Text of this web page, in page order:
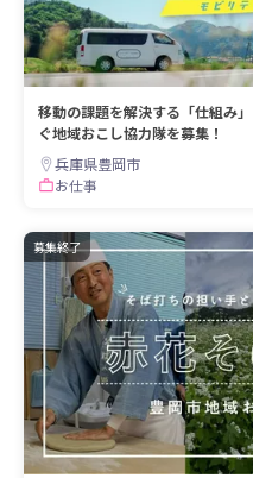
移動の課題を解決する「仕組み
ぐ地域おこし協力隊を募集！
兵庫県豊岡市
お仕事
募集終了